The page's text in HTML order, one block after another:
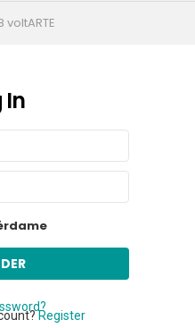
voltARTE
In
Register